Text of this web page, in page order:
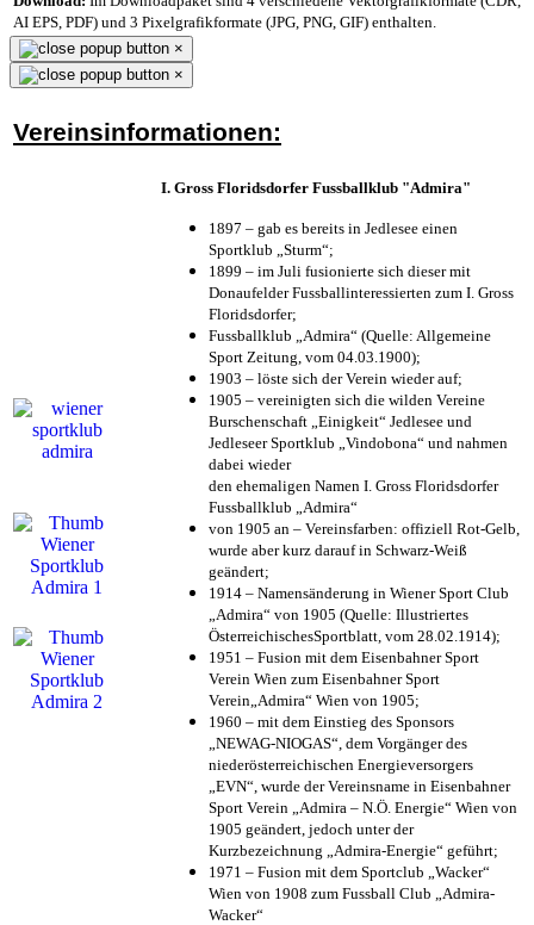
AI EPS, PDF) und 3 Pixelgrafikformate (JPG, PNG, GIF) enthalten.
×
×
Vereinsinformationen:
I. Gross Floridsdorfer Fussballklub "Admira"
1897 – gab es bereits in Jedlesee einen
Sportklub „Sturm“;
1899 – im Juli fusionierte sich dieser mit
Donaufelder Fussballinteressierten zum I. Gross
Floridsdorfer;
Fussballklub „Admira“ (Quelle: Allgemeine
Sport Zeitung, vom 04.03.1900);
1903 – löste sich der Verein wieder auf;
1905 – vereinigten sich die wilden Vereine
Burschenschaft „Einigkeit“ Jedlesee und
Jedleseer Sportklub „Vindobona“ und nahmen
dabei wieder
den ehemaligen Namen I. Gross Floridsdorfer
Fussballklub „Admira“
von 1905 an – Vereinsfarben: offiziell Rot-Gelb,
wurde aber kurz darauf in Schwarz-Weiß
geändert;
1914 – Namensänderung in Wiener Sport Club
„Admira“ von 1905 (Quelle: Illustriertes
ÖsterreichischesSportblatt, vom 28.02.1914);
1951 – Fusion mit dem Eisenbahner Sport
Verein Wien zum Eisenbahner Sport
Verein„Admira“ Wien von 1905;
1960 – mit dem Einstieg des Sponsors
„NEWAG-NIOGAS“, dem Vorgänger des
niederösterreichischen Energieversorgers
„EVN“, wurde der Vereinsname in Eisenbahner
Sport Verein „Admira – N.Ö. Energie“ Wien von
1905 geändert, jedoch unter der
Kurzbezeichnung „Admira-Energie“ geführt;
1971 – Fusion mit dem Sportclub „Wacker“
Wien von 1908 zum Fussball Club „Admira-
Wacker“